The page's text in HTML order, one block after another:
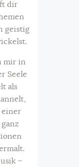
dir
geistig
mir in
Seele
als
einer
–